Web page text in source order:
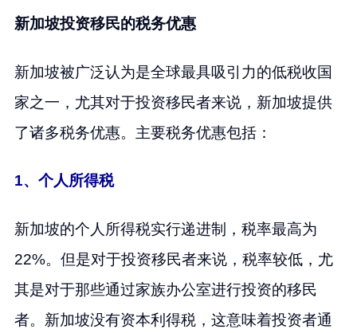
新加坡投资移民的税务优惠
新加坡被广泛认为是全球最具吸引力的低税收国
家之一，尤其对于投资移民者来说，新加坡提供
了诸多税务优惠。主要税务优惠包括：
1、个人所得税
新加坡的个人所得税实行递进制，税率最高为
22%。但是对于投资移民者来说，税率较低，尤
其是对于那些通过家族办公室进行投资的移民
者。新加坡没有资本利得税，这意味着投资者通